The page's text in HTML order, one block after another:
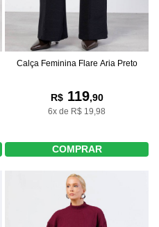
Calça Feminina Flare Aria Preto
R$119,90
6x de R$ 19,98
COMPRAR